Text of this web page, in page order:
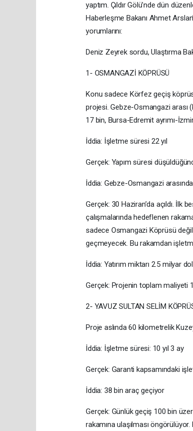
yaptım. Çıldır Gölü’nde dün
Haberleşme Bakanı Ahmet
yorumlarını:
Deniz Zeyrek sordu, Ulaştırma
1- OSMANGAZİ KÖPRÜSÜ
Konu sadece Körfez geçiş
projesi. Gebze-Osmangazi arası
17 bin, Bursa-Edremit ayrımı-
İddia: İşletme süresi 22 yıl
Gerçek: Yapım süresi
İddia: Gebze-Osmangazi
Gerçek: 30 Haziran’da açıldı. İlk
çalışmalarında hedeflenen
sadece Osmangazi Köprüsü
geçmeyecek. Bu rakamdan
İddia: Yatırım miktarı 2.5 milyar
Gerçek: Projenin toplam maliyeti
2- YAVUZ SULTAN SELİM
Proje aslında 60 kilometrelik
İddia: İşletme süresi: 10 yıl 3 ay
Gerçek: Garanti kapsamındaki
İddia: 38 bin araç geçiyor
Gerçek: Günlük geçiş 100 bin
rakamına ulaşılması